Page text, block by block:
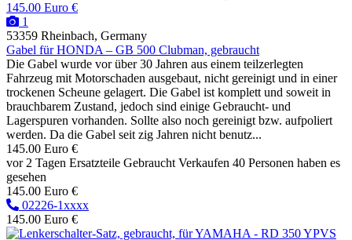
145.00 Euro €
1
53359 Rheinbach, Germany
Gabel für HONDA – GB 500 Clubman, gebraucht
Die Gabel wurde vor über 30 Jahren aus einem teilzerlegten
Fahrzeug mit Motorschaden ausgebaut, nicht gereinigt und in einer
trockenen Scheune gelagert. Die Gabel ist komplett und soweit in
brauchbarem Zustand, jedoch sind einige Gebraucht- und
Lagerspuren vorhanden. Sollte also noch gereinigt bzw. aufpoliert
werden. Da die Gabel seit zig Jahren nicht benutz...
145.00 Euro €
vor 2 Tagen Ersatzteile Gebraucht Verkaufen 40 Personen haben es
gesehen
145.00 Euro €
02226-1xxxx
145.00 Euro €